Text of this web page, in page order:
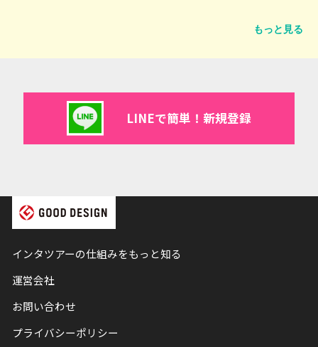
もっと見る
LINEで簡単！新規登録
インタツアーの仕組みをもっと知る
運営会社
お問い合わせ
プライバシーポリシー